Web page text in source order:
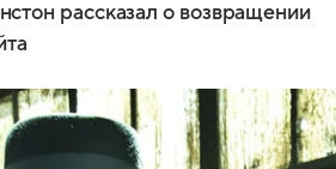
рассказал о возвращении